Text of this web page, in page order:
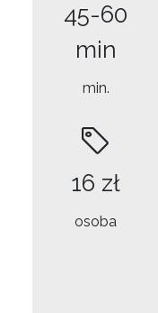
45-60
min
min.
16 zł
osoba